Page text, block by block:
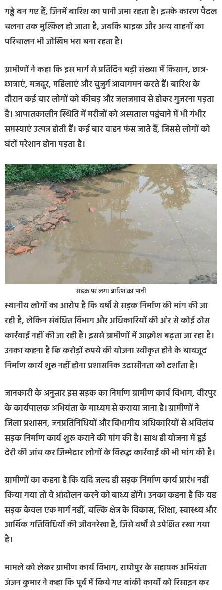
गड्ढे बन गए हैं, जिनमें बारिश का पानी जमा रहता है। इसके कारण पैदल
चलना तक मुश्किल हो जाता है, जबकि बाइक और अन्य वाहनों का
परिचालन भी जोखिम भरा बना रहता है।
ग्रामीणों ने कहा कि इस मार्ग से प्रतिदिन बड़ी संख्या में किसान, छात्र-
छात्राएं, मजदूर, महिलाएं और बुजुर्ग आवागमन करते हैं। बारिश के
दौरान कई बार लोगों को कीचड़ और जलजमाव से होकर गुजरना पड़ता
है। आपातकालीन स्थिति में मरीजों को अस्पताल पहुंचाने में भी गंभीर
समस्याएं उत्पन्न होती हैं। कई बार वाहन फंस जाते हैं, जिससे लोगों को
घंटों परेशान होना पड़ता है।
सड़क पर लगा बारिश का पानी
स्थानीय लोगों का आरोप है कि वर्षों से सड़क निर्माण की मांग की जा
रही है, लेकिन संबंधित विभाग और अधिकारियों की ओर से कोई ठोस
कार्रवाई नहीं की जा रही है। इससे ग्रामीणों में आक्रोश बढ़ता जा रहा है।
उनका कहना है कि करोड़ों रुपये की योजना स्वीकृत होने के बावजूद
निर्माण कार्य शुरू नहीं होना प्रशासनिक उदासीनता को दर्शाता है।
जानकारी के अनुसार इस सड़क का निर्माण ग्रामीण कार्य विभाग, वीरपुर
के कार्यपालक अभियंता के माध्यम से कराया जाना है। ग्रामीणों ने
जिला प्रशासन, जनप्रतिनिधियों और विभागीय अधिकारियों से अविलंब
सड़क निर्माण कार्य शुरू कराने की मांग की है। साथ ही योजना में हुई
देरी की जांच कर जिम्मेदार लोगों के विरुद्ध कार्रवाई की भी मांग की है।
ग्रामीणों का कहना है कि यदि जल्द ही सड़क निर्माण कार्य प्रारंभ नहीं
किया गया तो वे आंदोलन करने को बाध्य होंगे। उनका कहना है कि यह
सड़क केवल एक मार्ग नहीं, बल्कि क्षेत्र के विकास, शिक्षा, स्वास्थ्य और
आर्थिक गतिविधियों की जीवनरेखा है, जिसे वर्षों से उपेक्षित रखा गया
है।
मामले को लेकर ग्रामीण कार्य विभाग, राघोपुर के सहायक अभियंता
अंजन कुमार ने कहा कि पूर्व में किये गए बांकी कार्यो को रिसाइन कर